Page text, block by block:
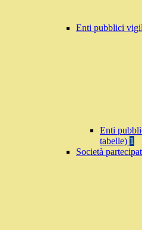
Enti pubblici
Enti
tabelle) 1
Società